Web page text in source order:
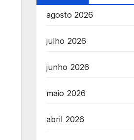
agosto 2026
julho 2026
junho 2026
maio 2026
abril 2026